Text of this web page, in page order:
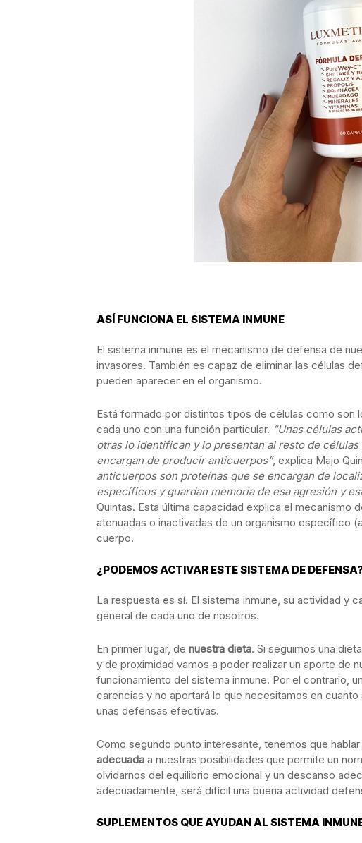
ASÍ FUNCIONA EL SISTEMA INMUNE
El sistema inmune es el mecanismo de defensa de
invasores. También es capaz de eliminar las células
pueden aparecer en el organismo.
Está formado por distintos tipos de células como
cada uno con una función particular. “Unas células
otras lo identifican y lo presentan al resto de
encargan de producir anticuerpos”, explica Majo
anticuerpos son proteínas que se encargan de
específicos y guardan memoria de esa agresión y
Quintas. Esta última capacidad explica el mecanismo
atenuadas o inactivadas de un organismo específico
cuerpo.
¿PODEMOS ACTIVAR ESTE SISTEMA DE
La respuesta es sí. El sistema inmune, su actividad y
general de cada uno de nosotros.
En primer lugar, de nuestra dieta. Si seguimos una
y de proximidad vamos a poder realizar un aporte de
funcionamiento del sistema inmune. Por el contrario,
carencias y no aportará lo que necesitamos en
unas defensas efectivas.
Como segundo punto interesante, tenemos que
adecuada a nuestras posibilidades que permite un
olvidarnos del equilibrio emocional y un descanso
adecuadamente, será difícil una buena actividad
SUPLEMENTOS QUE AYUDAN AL SISTEMA